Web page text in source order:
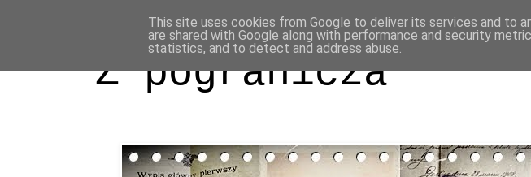
Z pogranicza
This site uses cookies from Google to deliver its services and to
are shared with Google along with performance and security
statistics, and to detect and address abuse.